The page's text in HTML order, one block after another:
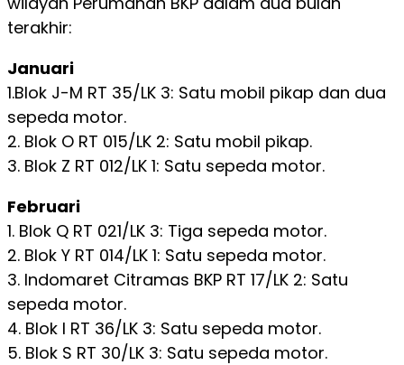
terakhir:
Januari
1.Blok J-M RT 35/LK 3: Satu mobil pikap dan dua
sepeda motor.
2. Blok O RT 015/LK 2: Satu mobil pikap.
3. Blok Z RT 012/LK 1: Satu sepeda motor.
Februari
1. Blok Q RT 021/LK 3: Tiga sepeda motor.
2. Blok Y RT 014/LK 1: Satu sepeda motor.
3. Indomaret Citramas BKP RT 17/LK 2: Satu
sepeda motor.
4. Blok I RT 36/LK 3: Satu sepeda motor.
5. Blok S RT 30/LK 3: Satu sepeda motor.